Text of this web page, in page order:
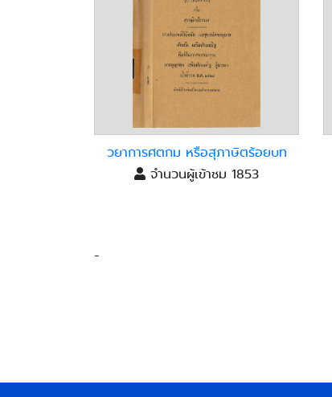
วยาการศตกม หรือสุภาษิตร้อยบท
จำนวนผู้เข้าชม 1853
-